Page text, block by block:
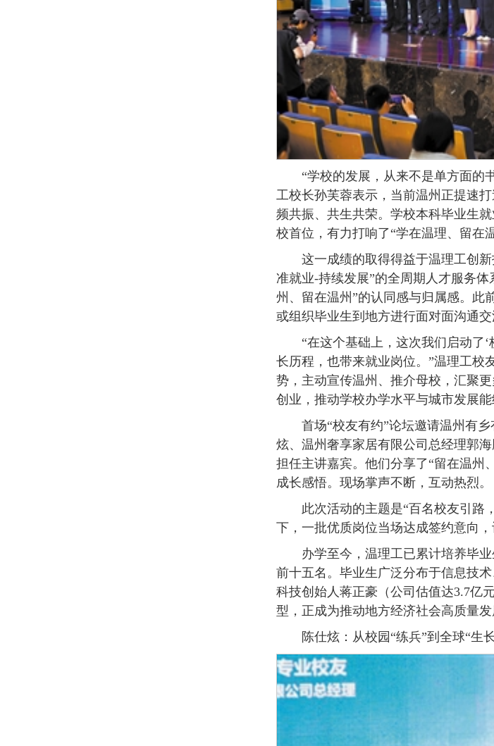
“学校的发展，从来不是单方面的
工校长孙芙蓉表示，当前温州正提速
频共振、共生共荣。学校本科毕业生
校首位，有力打响了“学在温理、留在
这一成绩的取得得益于温理工创
准就业-持续发展”的全周期人才服务
州、留在温州”的认同感与归属感。此
或组织毕业生到地方进行面对面沟通
“在这个基础上，这次我们启动了
长历程，也带来就业岗位。”温理工校
势，主动宣传温州、推介母校，汇聚
创业，推动学校办学水平与城市发展
首场“校友有约”论坛邀请温州有
炫、温州奢享家居有限公司总经理郭
担任主讲嘉宾。他们分享了“留在温州
成长感悟。现场掌声不断，互动热烈。
此次活动的主题是“百名校友引路
下，一批优质岗位当场达成签约意向
办学至今，温理工已累计培养毕
前十五名。毕业生广泛分布于信息技
科技创始人蒋正豪（公司估值达3.7亿
型，正成为推动地方经济社会高质量发
陈仕炫：从校园“练兵”到全球“生